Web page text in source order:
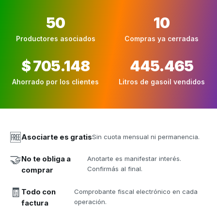
50
Productores asociados
10
Compras ya cerradas
$ 705.148
Ahorrado por los clientes
445.465
Litros de gasoil vendidos
🆓Asociarte es gratisSin cuota mensual ni permanencia.
🤝No te obliga a
comprar
Anotarte es manifestar interés.
Confirmás al final.
🧾 Todo con
factura
Comprobante fiscal electrónico en cada
operación.